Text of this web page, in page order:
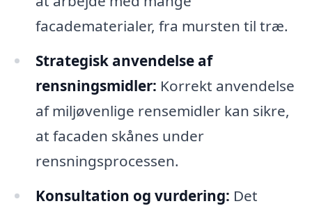
facadematerialer, fra mursten til træ.
Strategisk anvendelse af
rensningsmidler: Korrekt anvendelse
af miljøvenlige rensemidler kan sikre,
at facaden skånes under
rensningsprocessen.
Konsultation og vurdering: Det